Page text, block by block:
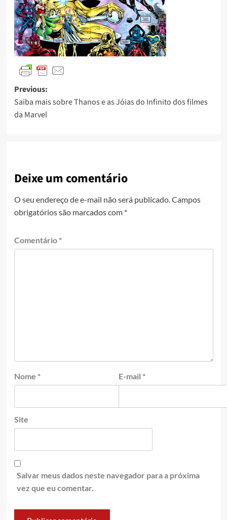
Previous:
Saiba mais sobre Thanos e as Jóias do Infinito dos filmes
da Marvel
Deixe um comentário
O seu endereço de e-mail não será publicado. Campos
obrigatórios são marcados com *
Comentário *
Nome * E-mail *
Site
Salvar meus dados neste navegador para a próxima
vez que eu comentar.